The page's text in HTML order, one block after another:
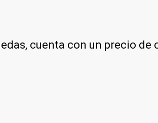
cuenta con un precio de